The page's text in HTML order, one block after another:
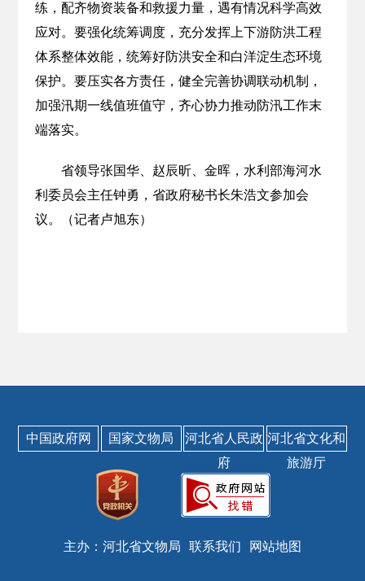
练，配齐物资装备和救援力量，遇有情况科学高效
应对。要强化统筹调度，充分发挥上下游防洪工程
体系整体效能，统筹好防洪安全和白洋淀生态环境
保护。要压实各方责任，健全完善协调联动机制，
加强汛期一线值班值守，齐心协力推动防汛工作末
端落实。
省领导张国华、赵辰昕、金晖，水利部海河水
利委员会主任钟勇，省政府秘书长朱浩文参加会
议。（记者卢旭东）
中国政府网 国家文物局
河北省人民政
府
河北省文化和
旅游厅
主办：河北省文物局 联系我们 网站地图